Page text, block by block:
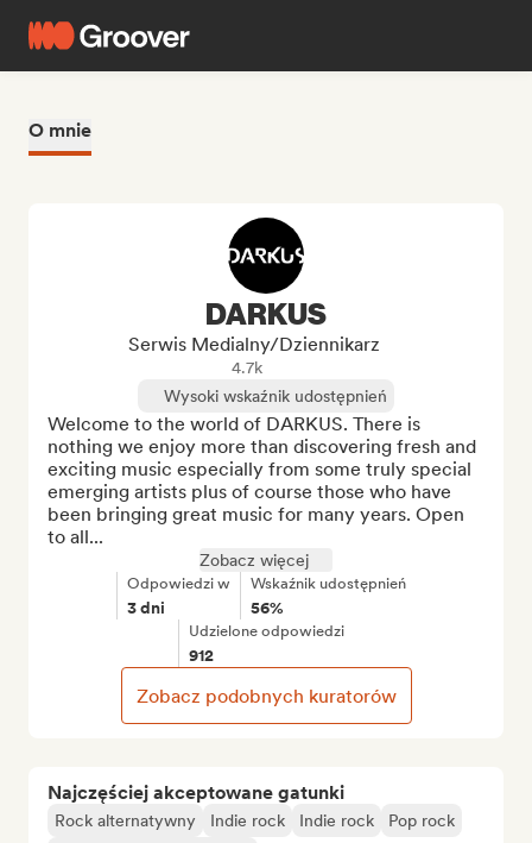
O mnie
Najczęściej akceptowane gatunki
Rock alternatywny Indie rock Indie rock
Pop rock
DARKUS
Serwis Medialny/Dziennikarz
4.7k
Wysoki wskaźnik udostępnień
Welcome to the world of DARKUS. There is
nothing we enjoy more than discovering fresh and
exciting music especially from some truly special
emerging artists plus of course those who have
been bringing great music for many years. Open
to all...
Zobacz więcej
Odpowiedzi w
3 dni
Wskaźnik udostępnień
56%
Udzielone odpowiedzi
912
Zobacz podobnych kuratorów